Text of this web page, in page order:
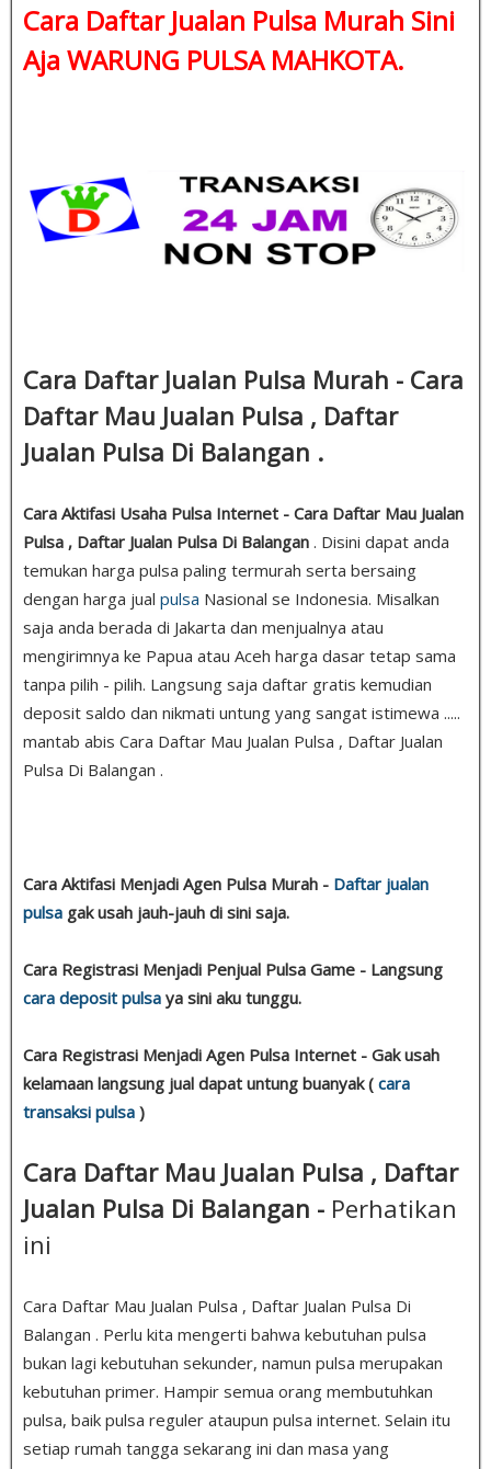
Cara Daftar Jualan Pulsa Murah Sini
Aja WARUNG PULSA MAHKOTA.
Cara Daftar Jualan Pulsa Murah - Cara
Daftar Mau Jualan Pulsa , Daftar
Jualan Pulsa Di Balangan .
Cara Aktifasi Usaha Pulsa Internet - Cara Daftar Mau Jualan
Pulsa , Daftar Jualan Pulsa Di Balangan . Disini dapat anda
temukan harga pulsa paling termurah serta bersaing
dengan harga jual pulsa Nasional se Indonesia. Misalkan
saja anda berada di Jakarta dan menjualnya atau
mengirimnya ke Papua atau Aceh harga dasar tetap sama
tanpa pilih - pilih. Langsung saja daftar gratis kemudian
deposit saldo dan nikmati untung yang sangat istimewa .....
mantab abis Cara Daftar Mau Jualan Pulsa , Daftar Jualan
Pulsa Di Balangan .
Cara Aktifasi Menjadi Agen Pulsa Murah - Daftar jualan
pulsa gak usah jauh-jauh di sini saja.
Cara Registrasi Menjadi Penjual Pulsa Game - Langsung
cara deposit pulsa ya sini aku tunggu.
Cara Registrasi Menjadi Agen Pulsa Internet - Gak usah
kelamaan langsung jual dapat untung buanyak ( cara
transaksi pulsa )
Cara Daftar Mau Jualan Pulsa , Daftar
Jualan Pulsa Di Balangan - Perhatikan
ini
Cara Daftar Mau Jualan Pulsa , Daftar Jualan Pulsa Di
Balangan . Perlu kita mengerti bahwa kebutuhan pulsa
bukan lagi kebutuhan sekunder, namun pulsa merupakan
kebutuhan primer. Hampir semua orang membutuhkan
pulsa, baik pulsa reguler ataupun pulsa internet. Selain itu
setiap rumah tangga sekarang ini dan masa yang